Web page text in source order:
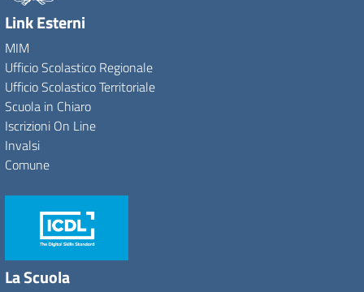
Link Esterni
MIM
Ufficio Scolastico Regionale
Ufficio Scolastico Territoriale
Scuola in Chiaro
Iscrizioni On Line
Invalsi
Comune
La Scuola